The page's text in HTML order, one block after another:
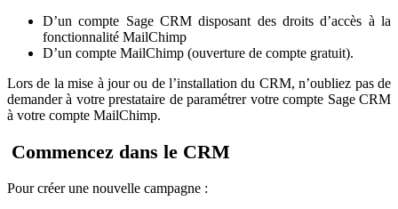
D’un compte Sage CRM disposant des droits d’accès à la
fonctionnalité MailChimp
D’un compte MailChimp (ouverture de compte gratuit).
Lors de la mise à jour ou de l’installation du CRM, n’oubliez pas de
demander à votre prestataire de paramétrer votre compte Sage CRM
à votre compte MailChimp.
Commencez dans le CRM
Pour créer une nouvelle campagne :